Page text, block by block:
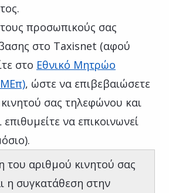
προσωπικούς σας
στο Taxisnet (αφού
στο Εθνικό Μητρώο
, ώστε να επιβεβαιώσετε
σας τηλεφώνου και
επιθυμείτε να επικοινωνεί
του αριθμού κινητού σας
η συγκατάθεση στην